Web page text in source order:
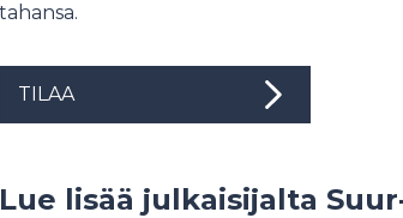
tahansa.
TILAA
Lue lisää julkaisijalta